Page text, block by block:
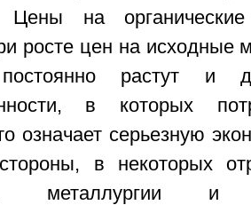
Цены на
росте цен на исходные
растут и
в которых
означает серьезную
в некоторых
металлургии и